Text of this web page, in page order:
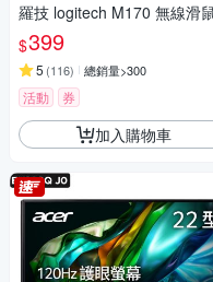
羅技 logitech M170 無線滑
$399
5 (116) 總銷量>300
活動 券
加入購物車